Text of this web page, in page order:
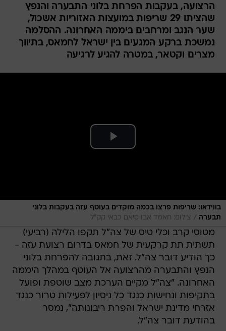
הרצועה, בעקבות הפרחת בלוני התבערה והנפץ
שהציתו 29 שריפות במועצות האזוריות אשכול,
שער הנגב ומרחבים ביממה האחרונה. ההסלמה
נמשכת ברקע המגעים בין ישראל לחמאס, בתיווך
מצרים וקטאר, במטרה להגיע לרגיעה
בווידאו: שריפות פרצו בכמה מוקדים בעוטף עזה בעקבות בלוני
תבערה / צילום: חאמד אבו סיאם כבאי קק״ל
מטוסי קרב וכלי טיס של צה"ל תקפו הלילה (רביעי)
תשתית תת קרקעית של חמאס בדרום רצועת עזה -
כך הודיע דובר צה"ל. זאת, בתגובה להפרחת בלוני
הנפץ והתבערה מהרצועה אל העוטף במהלך היממה
האחרונה. "צה"ל מקיים הערכת מצב שוטפת ופועל
בתקיפות ונחישות כנגד כל ניסיון לפעילות טרור כנגד
אזרחי מדינת ישראל והפרת ריבונותה", נמסר
בהודעת דובר צה"ל.